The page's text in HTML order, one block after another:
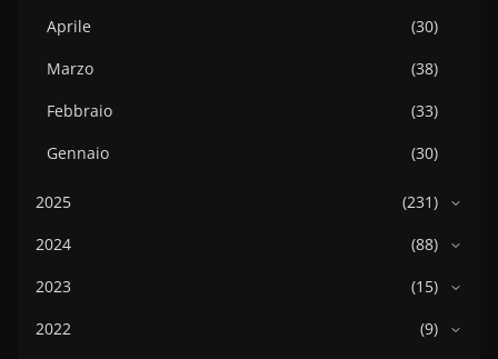
Aprile
(30)
Marzo
(38)
Febbraio
(33)
Gennaio
(30)
2025
(231)
2024
(88)
2023
(15)
2022
(9)